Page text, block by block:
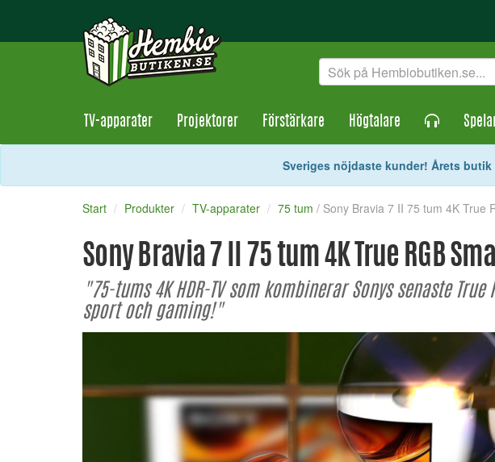
TV-apparater Projektorer Förstärkare Högtalare
Sveriges nöjdaste kunder! Årets
Start Produkter TV-apparater 75 tum / Sony Bravia 7 II 75 tum 4K True
Sony Bravia 7 II 75 tum 4K True RGB
"75-tums 4K HDR-TV som kombinerar Sonys senaste
sport och gaming!"